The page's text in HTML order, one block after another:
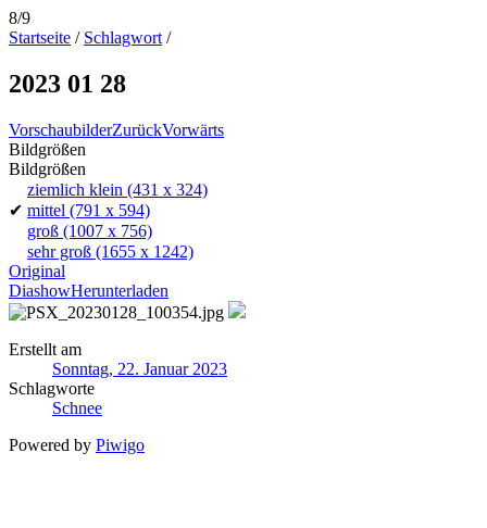
8/9
Startseite / Schlagwort /
2023 01 28
VorschaubilderZurückVorwärts
Bildgrößen
Bildgrößen
ziemlich klein (431 x 324)
✔ mittel (791 x 594)
groß (1007 x 756)
sehr groß (1655 x 1242)
Original
DiashowHerunterladen
Erstellt am
Sonntag, 22. Januar 2023
Schlagworte
Schnee
Powered by Piwigo